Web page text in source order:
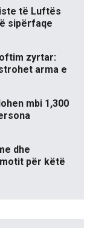
të Luftës
sipërfaqe
zyrtar:
arma e
mbi 1,300
dhe
për këtë